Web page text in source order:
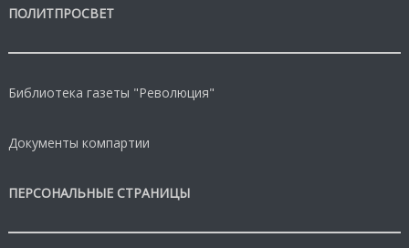
ПОЛИТПРОСВЕТ
Библиотека газеты "Революция"
Документы компартии
ПЕРСОНАЛЬНЫЕ СТРАНИЦЫ